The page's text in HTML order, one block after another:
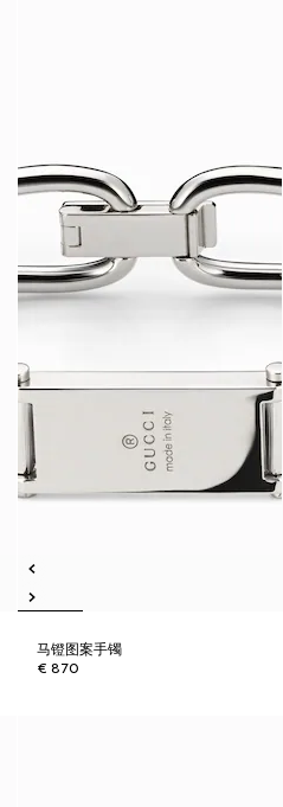
马镫图案手镯
€ 870